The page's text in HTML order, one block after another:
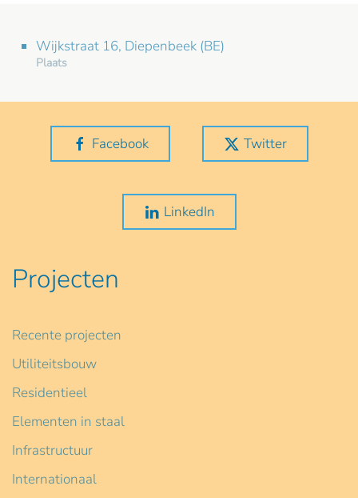
Wijkstraat 16, Diepenbeek (BE)
Plaats
Facebook Twitter
LinkedIn
Projecten
Recente projecten
Utiliteitsbouw
Residentieel
Elementen in staal
Infrastructuur
Internationaal